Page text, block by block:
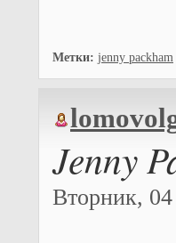
Метки: jenny packham
Jenny
Вторник,